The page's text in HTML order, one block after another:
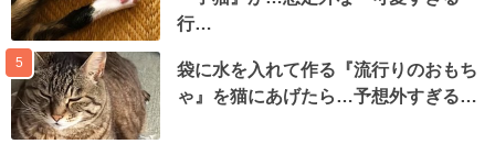
行…
5
袋に水を入れて作る『流行りのおもち
ゃ』を猫にあげたら…予想外すぎる…